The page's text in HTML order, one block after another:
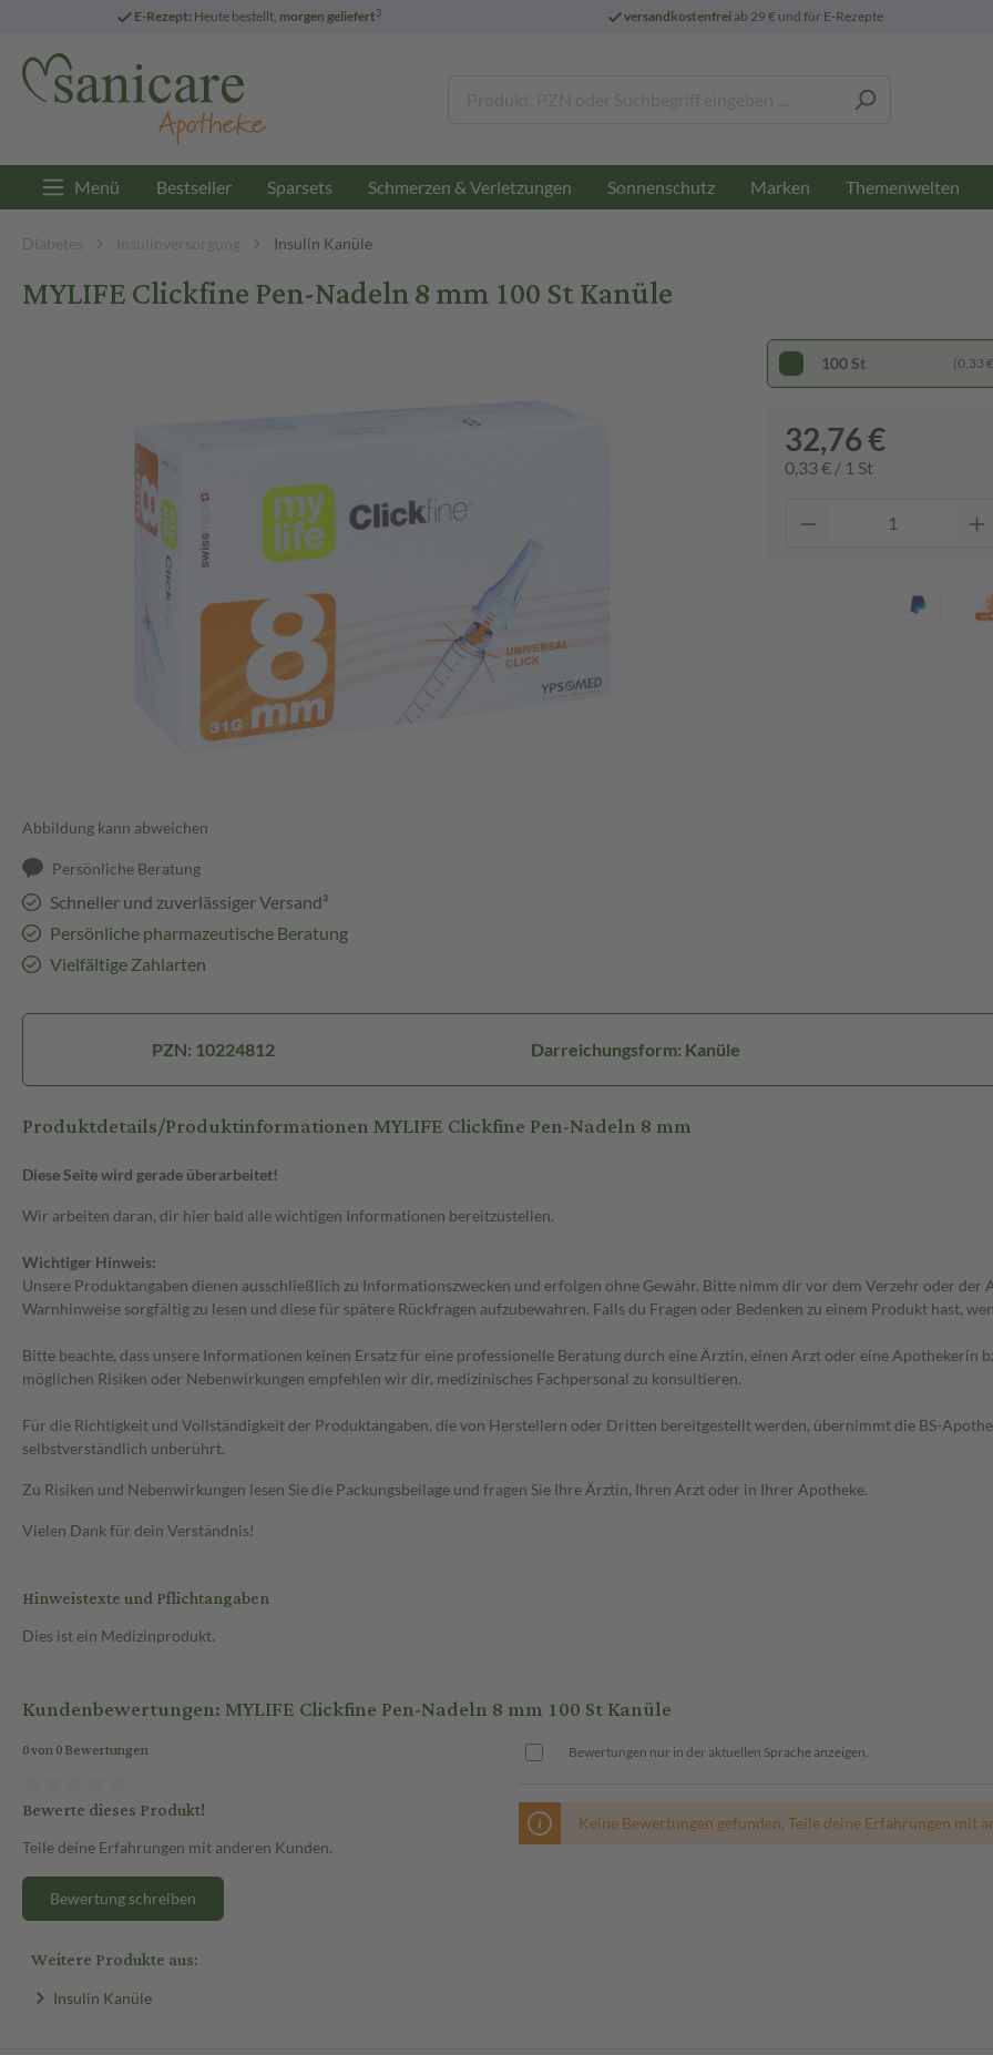
E-Rezept: Heute bestellt, morgen geliefert3 versandkostenfreiab 29 € und für E-Rezepte
Menü Bestseller Sparsets Schmerzen & Verletzungen Sonnenschutz Marken Themenwelten
Diabetes Insulinversorgung Insulin Kanüle
MYLIFE Clickfine Pen-Nadeln 8 mm 100 St Kanüle
Abbildung kann abweichen
Persönliche Beratung
Schneller und zuverlässiger Versand³
Persönliche pharmazeutische Beratung
Vielfältige Zahlarten
100 St (0,33
32,76 €
0,33 € / 1 St
PZN: 10224812 Darreichungsform: Kanüle
Produktdetails/Produktinformationen MYLIFE Clickfine Pen-Nadeln 8 mm
Diese Seite wird gerade überarbeitet!
Wir arbeiten daran, dir hier bald alle wichtigen Informationen bereitzustellen.
Wichtiger Hinweis:
Unsere Produktangaben dienen ausschließlich zu Informationszwecken und erfolgen ohne Gewähr. Bitte nimm dir vor dem Verzehr oder
Warnhinweise sorgfältig zu lesen und diese für spätere Rückfragen aufzubewahren. Falls du Fragen oder Bedenken zu einem Produkt hast,
Bitte beachte, dass unsere Informationen keinen Ersatz für eine professionelle Beratung durch eine Ärztin, einen Arzt oder eine Apothekerin
möglichen Risiken oder Nebenwirkungen empfehlen wir dir, medizinisches Fachpersonal zu konsultieren.
Für die Richtigkeit und Vollständigkeit der Produktangaben, die von Herstellern oder Dritten bereitgestellt werden, übernimmt die BS-
selbstverständlich unberührt.
Zu Risiken und Nebenwirkungen lesen Sie die Packungsbeilage und fragen Sie Ihre Ärztin, Ihren Arzt oder in Ihrer Apotheke.
Vielen Dank für dein Verständnis!
Hinweistexte und Pflichtangaben
Dies ist ein Medizinprodukt.
Kundenbewertungen: MYLIFE Clickfine Pen-Nadeln 8 mm 100 St Kanüle
0 von 0 Bewertungen
Bewerte dieses Produkt!
Teile deine Erfahrungen mit anderen Kunden.
Bewertung schreiben
Bewertungen nur in der aktuellen Sprache anzeigen.
Keine Bewertungen gefunden. Teile deine Erfahrungen mit
Weitere Produkte aus:
Insulin Kanüle